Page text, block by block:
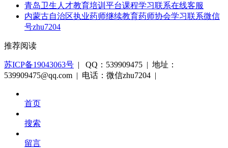
青岛卫生人才教育培训平台课程学习联系在线客服
内蒙古自治区执业药师继续教育药师协会学习联系微信
号zhu7204
推荐阅读
苏ICP备19043063号 | QQ：539909475 | 地址：
539909475@qq.com | 电话：微信zhu7204 |
首页
搜索
留言